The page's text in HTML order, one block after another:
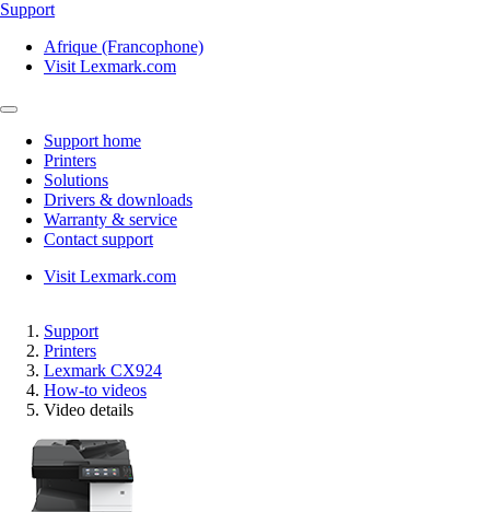
Support
Afrique (Francophone)
Visit Lexmark.com
Support home
Printers
Solutions
Drivers & downloads
Warranty & service
Contact support
Visit Lexmark.com
Support
Printers
Lexmark CX924
How-to videos
Video details